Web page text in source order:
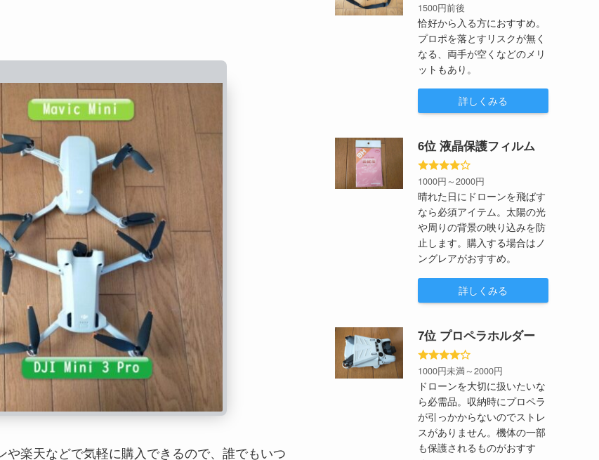
楽天などで気軽に購入できるので、誰でもいつ
1500円前後
恰好から入る方におすすめ。
プロポを落とすリスクが無く
なる、両手が空くなどのメリ
ットもあり。
詳しくみる
6位 液晶保護フィルム
1000円～2000円
晴れた日にドローンを飛ばす
なら必須アイテム。太陽の光
や周りの背景の映り込みを防
止します。購入する場合はノ
ングレアがおすすめ。
詳しくみる
7位 プロペラホルダー
1000円未満～2000円
ドローンを大切に扱いたいな
ら必需品。収納時にプロペラ
が引っかからないのでストレ
スがありません。機体の一部
も保護されるものがおすす